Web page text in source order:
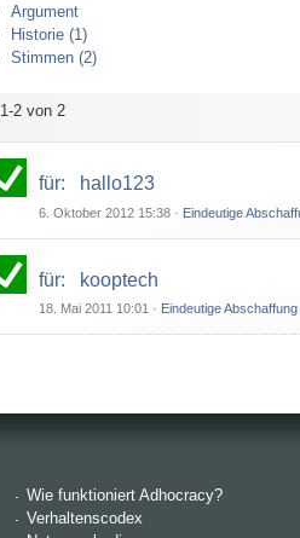
Argument
Historie (1)
Stimmen (2)
1-2 von 2
für: hallo123
6. Oktober 2012 15:38· Eindeutige
für: kooptech
18. Mai 2011 10:01 · Eindeutige
Wie funktioniert Adhocracy?
Verhaltenscodex